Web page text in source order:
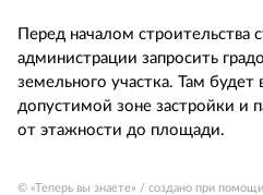
Перед началом строительства
администрации запросить
земельного участка. Там будет
допустимой зоне застройки и
от этажности до площади.
© «Теперь вы знаете» / создано при